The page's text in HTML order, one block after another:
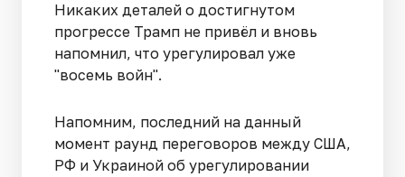
Никаких деталей о достигнутом
прогрессе Трамп не привёл и вновь
напомнил, что урегулировал уже
"восемь войн".
Напомним, последний на данный
момент раунд переговоров между США,
РФ и Украиной об урегулировании